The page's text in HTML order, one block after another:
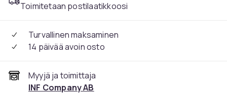
Toimitetaan postilaatikkoosi
Turvallinen maksaminen
14 päivää avoin osto
Myyjä ja toimittaja
INF Company AB